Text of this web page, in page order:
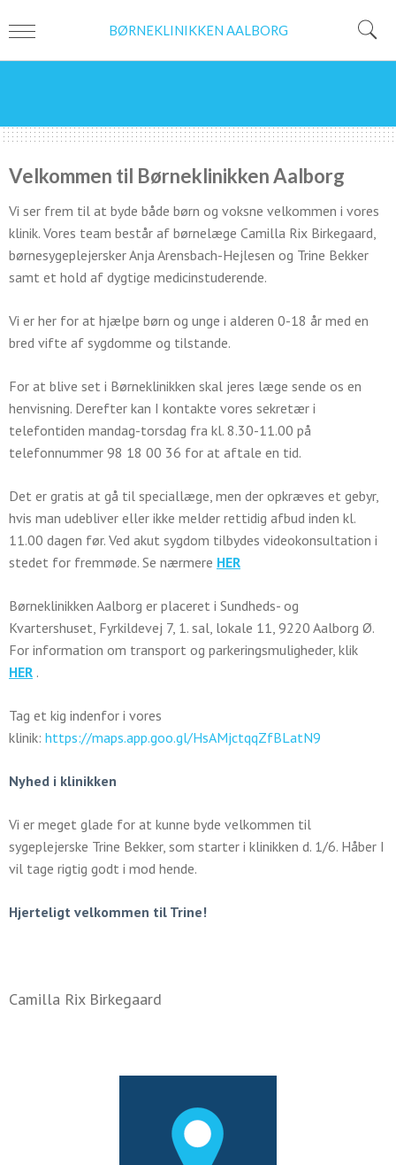
BØRNEKLINIKKEN AALBORG
Velkommen til Børneklinikken Aalborg
Vi ser frem til at byde både børn og voksne velkommen i vores
klinik. Vores team består af børnelæge Camilla Rix Birkegaard,
børnesygeplejersker Anja Arensbach-Hejlesen og Trine Bekker
samt et hold af dygtige medicinstuderende.
Vi er her for at hjælpe børn og unge i alderen 0-18 år med en
bred vifte af sygdomme og tilstande.
For at blive set i Børneklinikken skal jeres læge sende os en
henvisning. Derefter kan I kontakte vores sekretær i
telefontiden mandag-torsdag fra kl. 8.30-11.00 på
telefonnummer 98 18 00 36 for at aftale en tid.
Det er gratis at gå til speciallæge, men der opkræves et gebyr,
hvis man udebliver eller ikke melder rettidig afbud inden kl.
11.00 dagen før. Ved akut sygdom tilbydes videokonsultation i
stedet for fremmøde. Se nærmere HER
Børneklinikken Aalborg er placeret i Sundheds- og
Kvartershuset, Fyrkildevej 7, 1. sal, lokale 11, 9220 Aalborg Ø.
For information om transport og parkeringsmuligheder, klik
HER .
Tag et kig indenfor i vores
klinik: https://maps.app.goo.gl/HsAMjctqqZfBLatN9
Nyhed i klinikken
Vi er meget glade for at kunne byde velkommen til
sygeplejerske Trine Bekker, som starter i klinikken d. 1/6. Håber I
vil tage rigtig godt i mod hende.
Hjerteligt velkommen til Trine!
Camilla Rix Birkegaard